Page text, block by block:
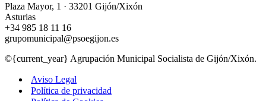
Plaza Mayor, 1 · 33201 Gijón/Xixón
Asturias
+34 985 18 11 16
grupomunicipal@psoegijon.es
©{current_year} Agrupación Municipal Socialista de Gijón/Xixón.
Aviso Legal
Política de privacidad